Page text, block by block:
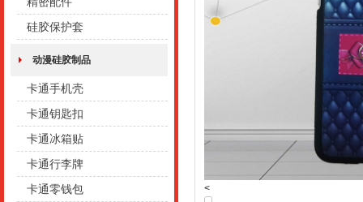
硅胶保护套
动漫硅胶制品
卡通手机壳
卡通钥匙扣
卡通冰箱贴
卡通行李牌
卡通零钱包
<